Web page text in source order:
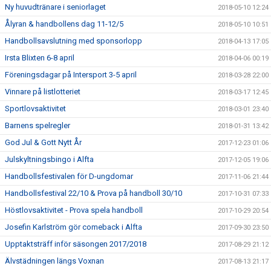
Ny huvudtränare i seniorlaget 2018-05-10 12:24
Ålyran & handbollens dag 11-12/5 2018-05-10 10:51
Handbollsavslutning med sponsorlopp 2018-04-13 17:05
Irsta Blixten 6-8 april 2018-04-06 00:19
Föreningsdagar på Intersport 3-5 april 2018-03-28 22:00
Vinnare på listlotteriet 2018-03-17 12:45
Sportlovsaktivitet 2018-03-01 23:40
Barnens spelregler 2018-01-31 13:42
God Jul & Gott Nytt År 2017-12-23 01:06
Julskyltningsbingo i Alfta 2017-12-05 19:06
Handbollsfestivalen för D-ungdomar 2017-11-06 21:44
Handbollsfestival 22/10 & Prova på handboll 30/10 2017-10-31 07:33
Höstlovsaktivitet - Prova spela handboll 2017-10-29 20:54
Josefin Karlström gör comeback i Alfta 2017-09-30 23:50
Upptaktsträff inför säsongen 2017/2018 2017-08-29 21:12
Älvstädningen längs Voxnan 2017-08-13 21:17